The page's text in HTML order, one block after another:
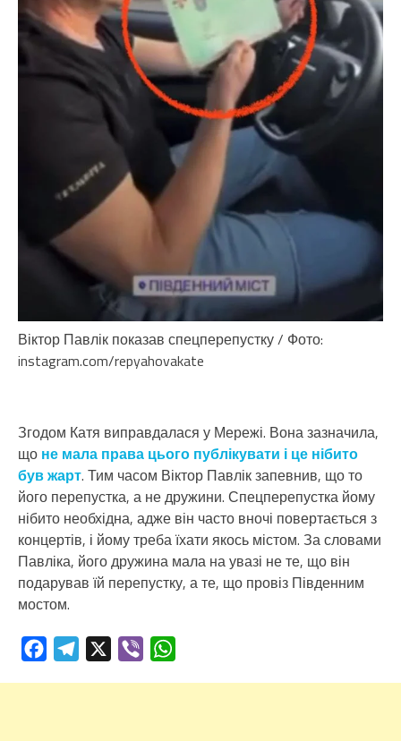
Віктор Павлік показав спецперепустку / Фото:
instagram.com/repyahovakate
Згодом Катя виправдалася у Мережі. Вона зазначила,
що не мала права цього публікувати і це нібито
був жарт. Тим часом Віктор Павлік запевнив, що то
його перепустка, а не дружини. Спецперепустка йому
нібито необхідна, адже він часто вночі повертається з
концертів, і йому треба їхати якось містом. За словами
Павліка, його дружина мала на увазі не те, що він
подарував їй перепустку, а те, що провіз Південним
мостом.
FacebookTelegram Viber